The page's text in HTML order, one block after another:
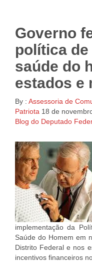
Governo
política
saúde do
estados e
By : Assessoria de
Patriota 18 de
Blog do Deputado
implementação da
Saúde do Homem em
Distrito Federal e nos
incentivos financeiros